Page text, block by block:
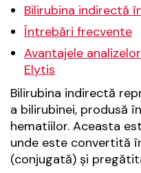
Bilirubina indirectă
Întrebări frecvente
Avantajele
Elytis
Bilirubina indirectă
a bilirubinei, produsă
hematiilor. Aceasta
unde este convertită
(conjugată) și